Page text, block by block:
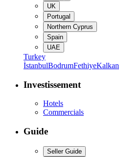
UK
Portugal
Northern Cyprus
Spain
UAE
Turkey
İstanbulBodrumFethiyeKalkan
Investissement
Hotels
Commercials
Guide
Seller Guide